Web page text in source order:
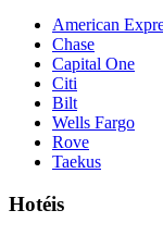
American
Chase
Capital One
Citi
Bilt
Wells Fargo
Rove
Taekus
Hotéis